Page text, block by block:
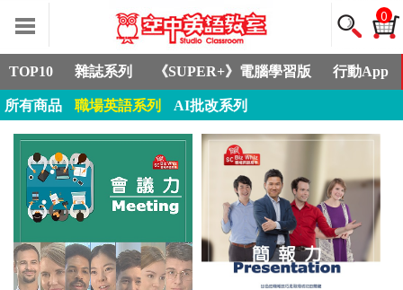
0
TOP10 雜誌系列 《SUPER+》電腦學習版 行動App
所有商品 職場英語系列 AI批改系列